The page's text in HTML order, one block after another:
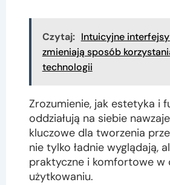
Czytaj: Intuicyjne
zmieniają sposób
technologii
Zrozumienie, jak estetyka i
oddziałują na siebie
kluczowe dla tworzenia
nie tylko ładnie wyglądają,
praktyczne i komfortowe w
użytkowaniu.